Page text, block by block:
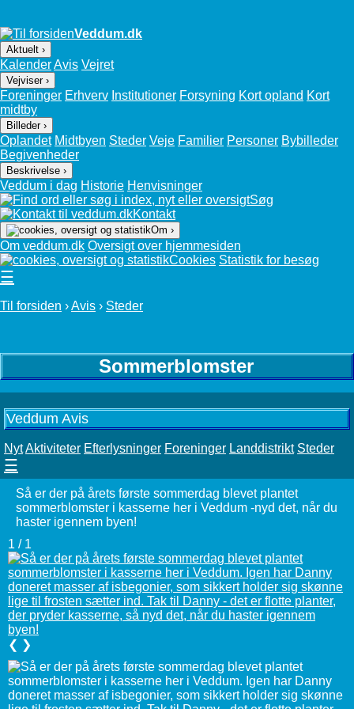
Veddum.dk
Aktuelt ›
KalenderAvis Vejret
Vejviser ›
Foreninger Erhverv Institutioner Forsyning Kort opland Kort
midtby
Billeder ›
Oplandet Midtbyen Steder Veje Familier Personer Bybilleder
Begivenheder
Beskrivelse ›
Veddum i dag Historie Henvisninger
Søg
Kontakt
Om ›
Om veddum.dk Oversigt over hjemmesiden
Cookies Statistik for besøg
☰
Til forsiden ›Avis › Steder
Sommerblomster
Veddum Avis
NytAktiviteter Efterlysninger Foreninger Landdistrikt Steder
☰
Så er der på årets første sommerdag blevet plantet
sommerblomster i kasserne her i Veddum -nyd det, når du
haster igennem byen!
1 / 1
❮ ❯